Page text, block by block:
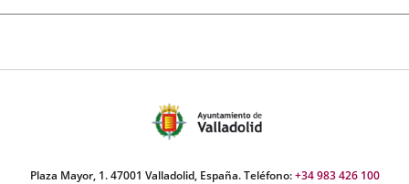
Plaza Mayor, 1. 47001 Valladolid, España. Teléfono:+34 983 426 100